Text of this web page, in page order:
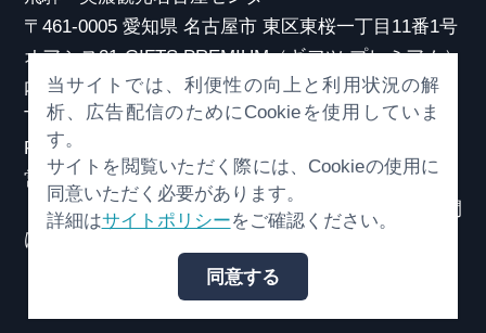
〒461-0005 愛知県 名古屋市 東区東桜一丁目11番1号
オアシス21 GIFTS PREMIUM（ギフツ プレミアム）
内
TEL：052-253-6185
FAX：052-253-6186
営業時間：10:00～21:00
（原則、元日を除き年中無休）※観光相談対応時間
は18:30まで
© （一社）岐阜県観光連盟 All Rights Reserved.
当サイトでは、利便性の向上と利用状況の解
析、広告配信のためにCookieを使用していま
す。
サイトを閲覧いただく際には、Cookieの使用に
同意いただく必要があります。
詳細はサイトポリシーをご確認ください。
同意する